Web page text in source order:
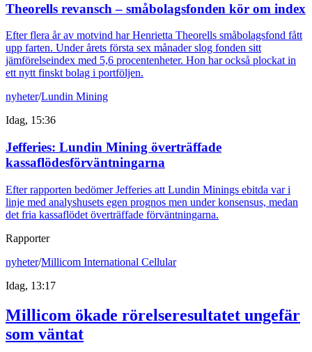
Theorells revansch – småbolagsfonden kör om index
Efter flera år av motvind har Henrietta Theorells småbolagsfond fått
upp farten. Under årets första sex månader slog fonden sitt
jämförelseindex med 5,6 procentenheter. Hon har också plockat in
ett nytt finskt bolag i portföljen.
nyheter/Lundin Mining
Idag, 15:36
Jefferies: Lundin Mining överträffade
kassaflödesförväntningarna
Efter rapporten bedömer Jefferies att Lundin Minings ebitda var i
linje med analyshusets egen prognos men under konsensus, medan
det fria kassaflödet överträffade förväntningarna.
Rapporter
nyheter/Millicom International Cellular
Idag, 13:17
Millicom ökade rörelseresultatet ungefär
som väntat